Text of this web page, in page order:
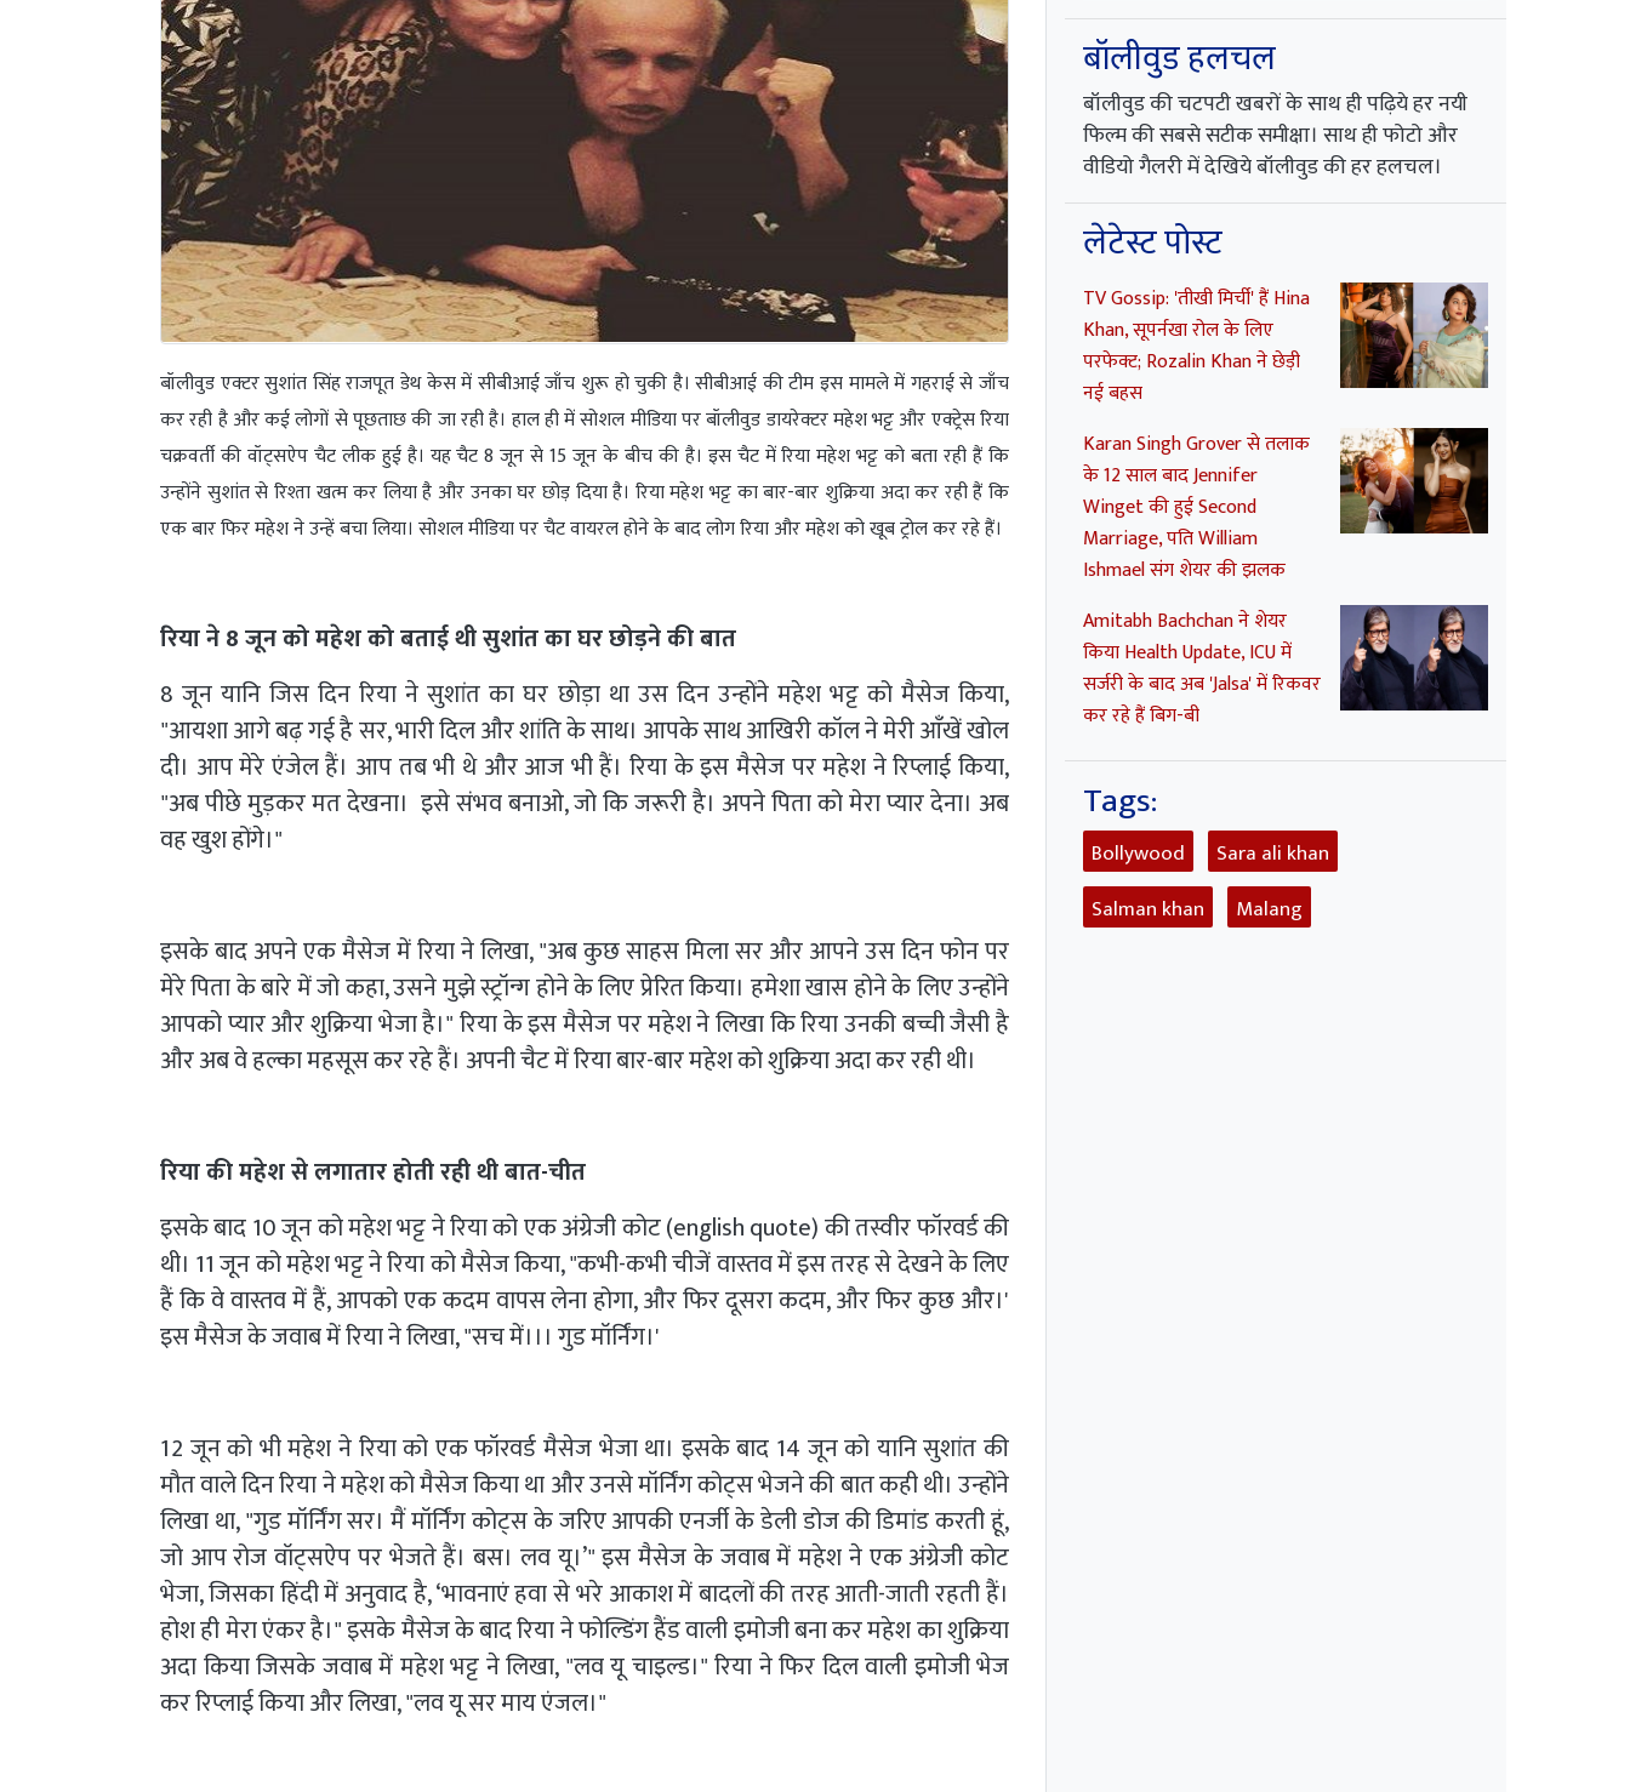
बॉलीवुड एक्टर सुशांत सिंह राजपूत डेथ केस में सीबीआई जाँच शुरू हो चुकी है। सीबीआई की टीम इस मामले में गहराई से जाँच
कर रही है और कई लोगों से पूछताछ की जा रही है। हाल ही में सोशल मीडिया पर बॉलीवुड डायरेक्टर महेश भट्ट और एक्ट्रेस रिया
चक्रवर्ती की वॉट्सऐप चैट लीक हुई है। यह चैट 8 जून से 15 जून के बीच की है। इस चैट में रिया महेश भट्ट को बता रही हैं कि
उन्होंने सुशांत से रिश्ता खत्म कर लिया है और उनका घर छोड़ दिया है। रिया महेश भट्ट का बार-बार शुक्रिया अदा कर रही हैं कि
एक बार फिर महेश ने उन्हें बचा लिया। सोशल मीडिया पर चैट वायरल होने के बाद लोग रिया और महेश को खूब ट्रोल कर रहे हैं।
रिया ने 8 जून को महेश को बताई थी सुशांत का घर छोड़ने की बात
8 जून यानि जिस दिन रिया ने सुशांत का घर छोड़ा था उस दिन उन्होंने महेश भट्ट को मैसेज किया,
"आयशा आगे बढ़ गई है सर, भारी दिल और शांति के साथ। आपके साथ आखिरी कॉल ने मेरी आँखें खोल
दी। आप मेरे एंजेल हैं। आप तब भी थे और आज भी हैं। रिया के इस मैसेज पर महेश ने रिप्लाई किया,
"अब पीछे मुड़कर मत देखना। इसे संभव बनाओ, जो कि जरूरी है। अपने पिता को मेरा प्यार देना। अब
वह खुश होंगे।"
इसके बाद अपने एक मैसेज में रिया ने लिखा, "अब कुछ साहस मिला सर और आपने उस दिन फोन पर
मेरे पिता के बारे में जो कहा, उसने मुझे स्ट्रॉन्ग होने के लिए प्रेरित किया। हमेशा खास होने के लिए उन्होंने
आपको प्यार और शुक्रिया भेजा है।" रिया के इस मैसेज पर महेश ने लिखा कि रिया उनकी बच्ची जैसी है
और अब वे हल्का महसूस कर रहे हैं। अपनी चैट में रिया बार-बार महेश को शुक्रिया अदा कर रही थी।
रिया की महेश से लगातार होती रही थी बात-चीत
इसके बाद 10 जून को महेश भट्ट ने रिया को एक अंग्रेजी कोट (english quote) की तस्वीर फॉरवर्ड की
थी। 11 जून को महेश भट्ट ने रिया को मैसेज किया, "कभी-कभी चीजें वास्तव में इस तरह से देखने के लिए
हैं कि वे वास्तव में हैं, आपको एक कदम वापस लेना होगा, और फिर दूसरा कदम, और फिर कुछ और।'
इस मैसेज के जवाब में रिया ने लिखा, "सच में।।। गुड मॉर्निंग।'
12 जून को भी महेश ने रिया को एक फॉरवर्ड मैसेज भेजा था। इसके बाद 14 जून को यानि सुशांत की
मौत वाले दिन रिया ने महेश को मैसेज किया था और उनसे मॉर्निंग कोट्स भेजने की बात कही थी। उन्होंने
लिखा था, "गुड मॉर्निंग सर। मैं मॉर्निंग कोट्स के जरिए आपकी एनर्जी के डेली डोज की डिमांड करती हूं,
जो आप रोज वॉट्सऐप पर भेजते हैं। बस। लव यू।’" इस मैसेज के जवाब में महेश ने एक अंग्रेजी कोट
भेजा, जिसका हिंदी में अनुवाद है, ‘भावनाएं हवा से भरे आकाश में बादलों की तरह आती-जाती रहती हैं।
होश ही मेरा एंकर है।" इसके मैसेज के बाद रिया ने फोल्डिंग हैंड वाली इमोजी बना कर महेश का शुक्रिया
अदा किया जिसके जवाब में महेश भट्ट ने लिखा, "लव यू चाइल्ड।" रिया ने फिर दिल वाली इमोजी भेज
कर रिप्लाई किया और लिखा, "लव यू सर माय एंजल।"
बॉलीवुड हलचल
बॉलीवुड की चटपटी खबरों के साथ ही पढ़िये हर नयी
फिल्म की सबसे सटीक समीक्षा। साथ ही फोटो और
वीडियो गैलरी में देखिये बॉलीवुड की हर हलचल।
लेटेस्ट पोस्ट
TV Gossip: 'तीखी मिर्ची' हैं Hina
Khan, सूपर्नखा रोल के लिए
परफेक्ट; Rozalin Khan ने छेड़ी
नई बहस
Karan Singh Grover से तलाक
के 12 साल बाद Jennifer
Winget की हुई Second
Marriage, पति William
Ishmael संग शेयर की झलक
Amitabh Bachchan ने शेयर
किया Health Update, ICU में
सर्जरी के बाद अब 'Jalsa' में रिकवर
कर रहे हैं बिग-बी
Tags:
Bollywood
Sara ali khan
Salman khan
Malang